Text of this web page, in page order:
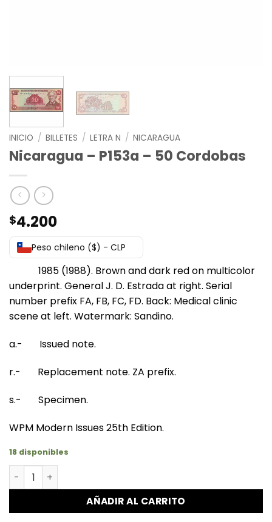
INICIO / BILLETES / LETRA N / NICARAGUA
Nicaragua – P153a – 50 Cordobas
$4.200
Peso chileno ($) - CLP
1985 (1988). Brown and dark red on multicolor
underprint. General J. D. Estrada at right. Serial
number prefix FA, FB, FC, FD. Back: Medical clinic
scene at left. Watermark: Sandino.
a.- Issued note.
r.- Replacement note. ZA prefix.
s.- Specimen.
WPM Modern Issues 25th Edition.
18 disponibles
Nicaragua - P153a - 50 Cordobas cantidad
AÑADIR AL CARRITO